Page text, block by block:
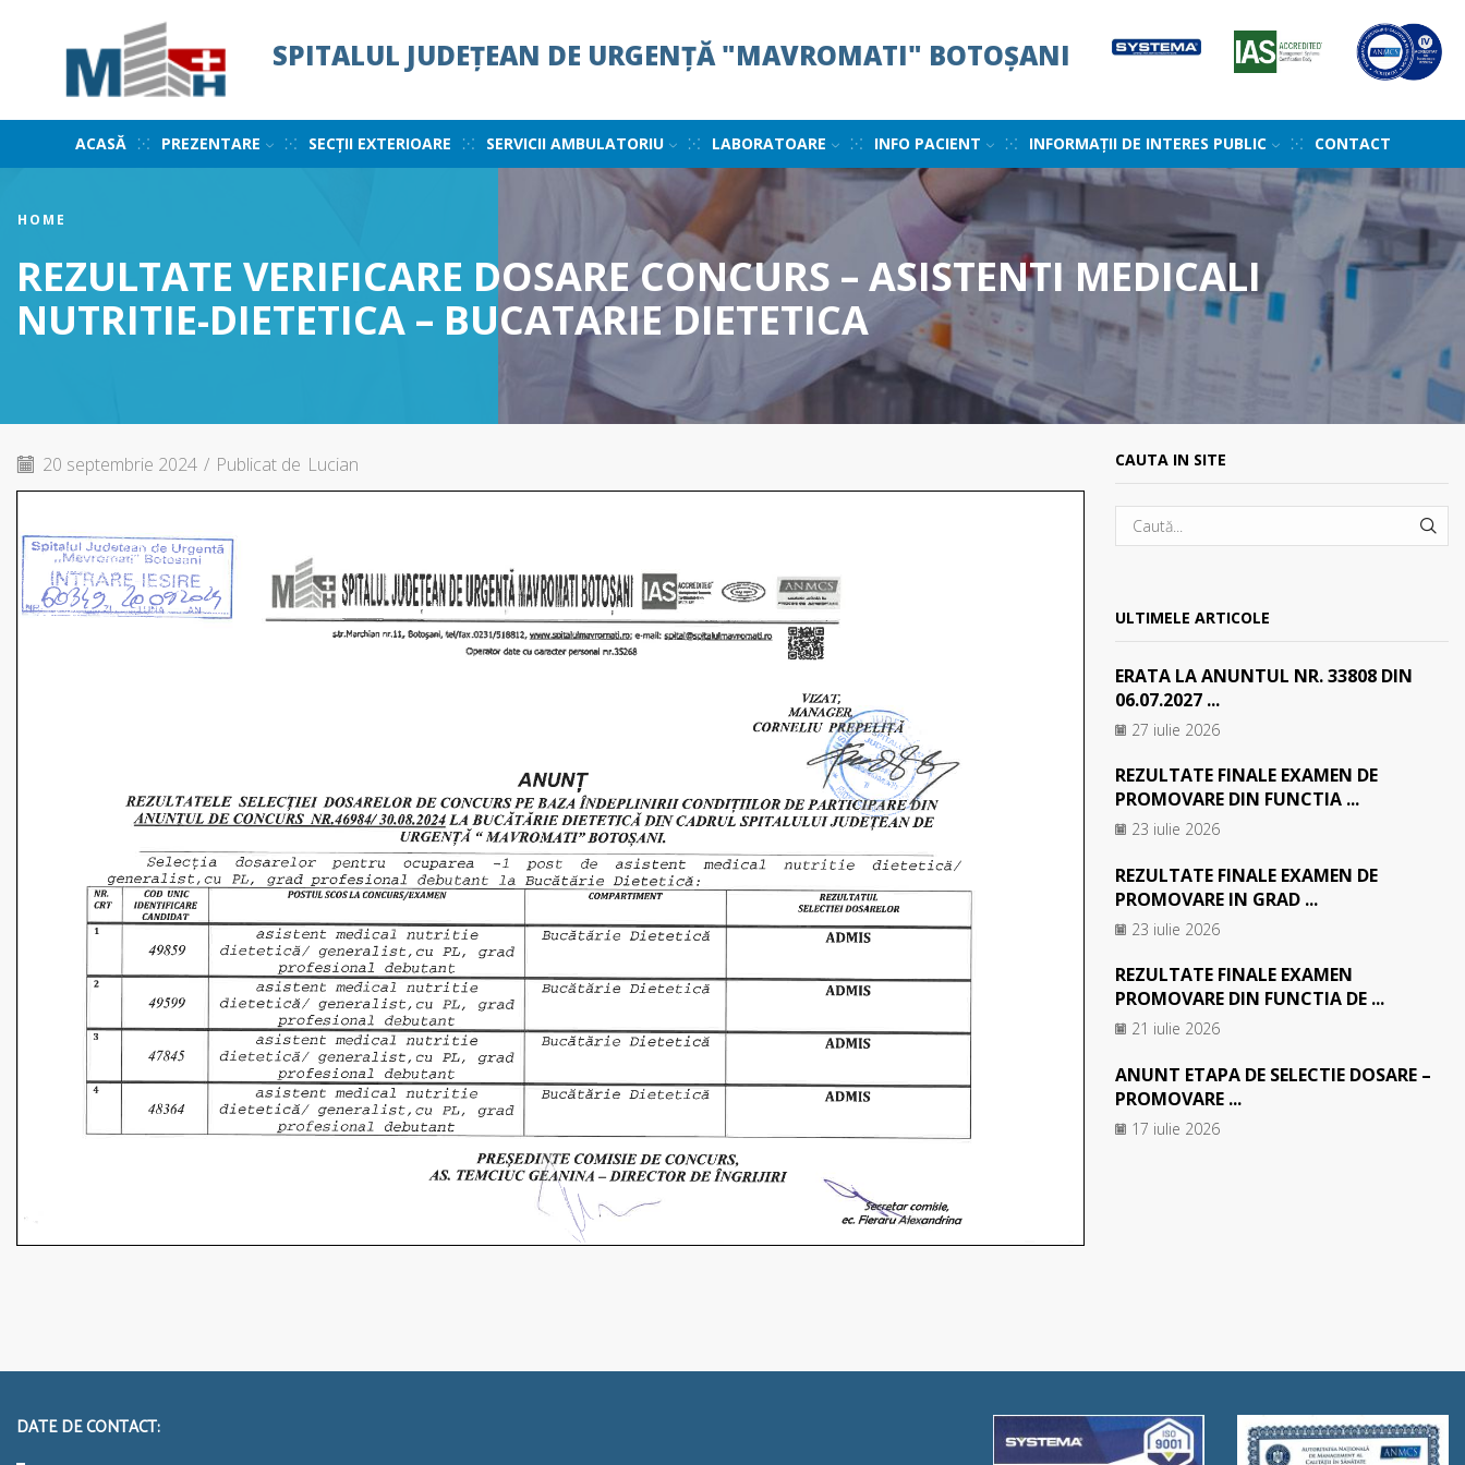
SPITALUL JUDEȚEAN DE URGENȚĂ "MAVROMATI" BOTOȘANI
ACASĂ PREZENTARE SECȚII EXTERIOARE SERVICII AMBULATORIU LABORATOARE INFO PACIENT INFORMAȚII DE INTERES PUBLIC CONTACT
HOME
REZULTATE VERIFICARE DOSARE CONCURS – ASISTENTI MEDICALI
NUTRITIE-DIETETICA – BUCATARIE DIETETICA
20 septembrie 2024 / Publicat de Lucian CAUTA IN SITE
ULTIMELE ARTICOLE
ERATA LA ANUNTUL NR. 33808 DIN
06.07.2027 ...
27 iulie 2026
REZULTATE FINALE EXAMEN DE
PROMOVARE DIN FUNCTIA ...
23 iulie 2026
REZULTATE FINALE EXAMEN DE
PROMOVARE IN GRAD ...
23 iulie 2026
REZULTATE FINALE EXAMEN
PROMOVARE DIN FUNCTIA DE ...
21 iulie 2026
ANUNT ETAPA DE SELECTIE DOSARE –
PROMOVARE ...
17 iulie 2026
DATE DE CONTACT: